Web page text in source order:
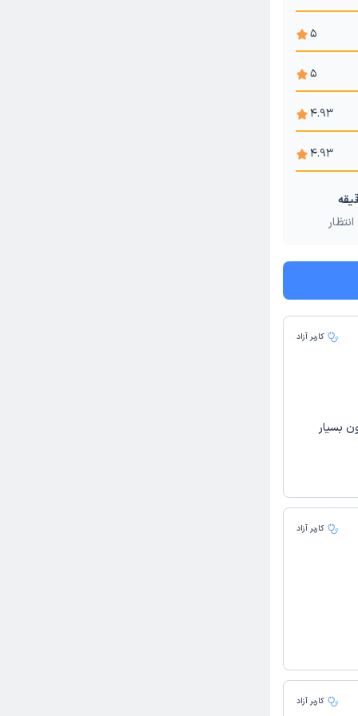
5
5
4.93
4.93
کاربر آزاد
بسیار
کاربر آزاد
کاربر آزاد